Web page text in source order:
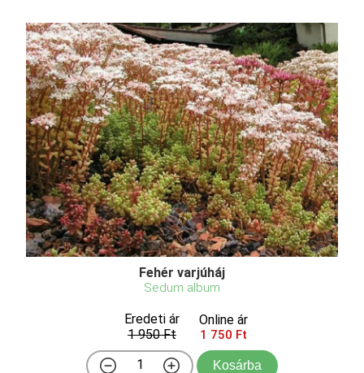
Fehér varjúháj
Sedum album
Eredeti ár
1 950 Ft
Online ár
1 750 Ft
Kosárba